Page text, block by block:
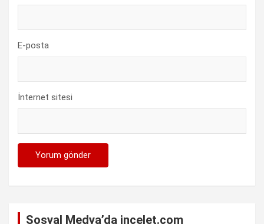
E-posta
İnternet sitesi
Sosyal Medya’da incelet.com